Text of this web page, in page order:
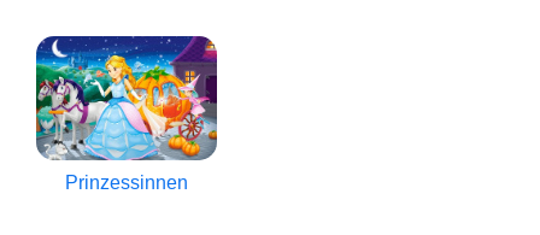
Prinzessinnen